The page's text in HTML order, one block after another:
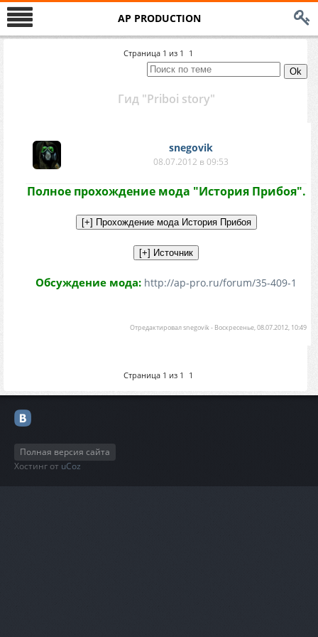
AP PRODUCTION
Страница 1 из 1 1
Гид "Priboi story"
snegovik
08.07.2012 в 09:53
Полное прохождение мода "История Прибоя".
Обсуждение мода: http://ap-pro.ru/forum/35-409-1
Отредактировалsnegovik- Воскресенье, 08.07.2012, 10:49
Страница 1 из 1 1
Полная версия сайта
Хостинг от uCoz